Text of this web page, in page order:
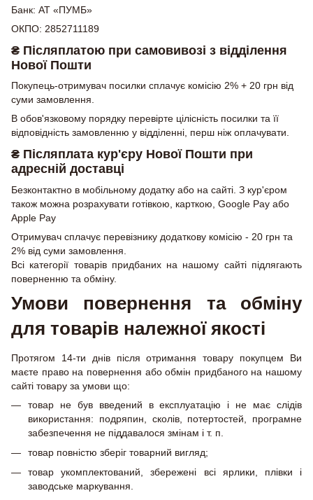
Банк: АТ «ПУМБ»
ОКПО: 2852711189
₴ Післяплатою при самовивозі з відділення
Нової Пошти
Покупець-отримувач посилки сплачує комісію 2% + 20 грн від
суми замовлення.
В обов'язковому порядку перевірте цілісність посилки та її
відповідність замовленню у відділенні, перш ніж оплачувати.
₴ Післяплата кур'єру Нової Пошти при
адресній доставці
Безконтактно в мобільному додатку або на сайті. З кур'єром
також можна розрахувати готівкою, карткою, Google Pay або
Apple Pay
Отримувач сплачує перевізнику додаткову комісію - 20 грн та
2% від суми замовлення.
Всі категорії товарів придбаних на нашому сайті підлягають
поверненню та обміну.
Умови повернення та обміну
для товарів належної якості
Протягом 14-ти днів після отримання товару покупцем Ви
маєте право на повернення або обмін придбаного на нашому
сайті товару за умови що:
товар не був введений в експлуатацію і не має слідів
використання: подряпин, сколів, потертостей, програмне
забезпечення не піддавалося змінам і т. п.
товар повністю зберіг товарний вигляд;
товар укомплектований, збережені всі ярлики, плівки і
заводське маркування.